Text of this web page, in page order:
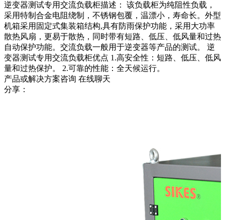
逆变器测试专用交流负载柜描述： 该负载柜为纯阻性负载，
采用特制合金电阻绕制，不锈钢包覆，温漂小，寿命长。外型
机箱采用固定式集装箱结构,具有防雨保护功能，采用大功率
散热风扇，更易于散热，同时带有短路、低压、低风量和过热
自动保护功能。交流负载一般用于逆变器等产品的测试。 逆
变器测试专用交流负载柜优点 1.高安全性：短路、低压、低风
量和过热保护。 2.可靠的性能：全天候运行。
产品或解决方案咨询 在线聊天
分享：